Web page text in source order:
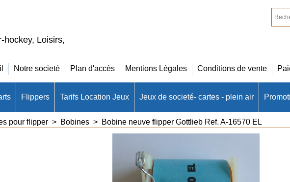
hockey, Loisirs,
Notre societé Plan d'accès Mentions Légales Conditions de vente
Flippers Tarifs Location Jeux Jeux de societé- cartes - plein air
pour flipper > Bobines > Bobine neuve flipper Gottlieb Ref. A-16570 EL